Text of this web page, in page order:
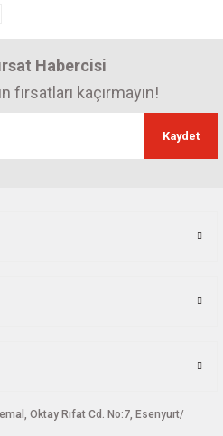
görüntülenemiyor.
bulunuyor.
pahalı.
olmalı.
Habercisi
kaçırmayın!
Kaydet
Oktay Rıfat Cd. No:7, Esenyurt/